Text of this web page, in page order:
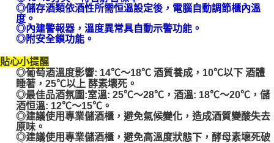
權轉讓予恩沛科技股份有限公司。
２．關於個人資料處理事宜，請瀏覽以下網址：
https://aftee.tw/terms/#terms3
３．未成年的使用者請事先徵得法定代理人或監護人之同意方可使用
「AFTEE先享後付」，若未經同意申辦者引起之損失，本公司不負相關責
任。
４．使用「AFTEE先享後付」時，將依據個別帳號之用戶狀況，依本公司即
時審查核予不同之上限額度；若仍有額度不足之情形，本公司將視審查結果
請求用戶進行身份認證。
５．嚴禁一人註冊多個帳號或使用他人資訊註冊。若發現惡意使用之情形，
恩沛科技股份有限公司將有權停止該用戶之使用額度並採取法律行動。
◎儲存酒類依酒性所需恒溫設定後，電腦自動調節櫃內溫
度。
◎內建警報器，溫度異常具自動示警功能。
◎附安全鎖功能。
貼心小提醒
◎葡萄酒溫度影響: 14℃～18℃ 酒質養成，10℃以下 酒體
睡著，25℃以上 酵素壞死。
◎最佳品酒氛圍:室溫: 25℃～28℃，酒溫: 18℃～20℃，儲
酒恒溫: 12℃～15℃。
◎建議使用專業儲酒櫃，避免氣候變化，造成酒質變酸失去
原味。
◎建議使用專業儲酒櫃，避免高溫度狀態下，酵母素壞死破